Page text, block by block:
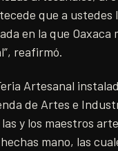
que a ustedes
en la que Oaxaca
reafirmó.
Artesanal
de Artes e
y los maestros
mano, las